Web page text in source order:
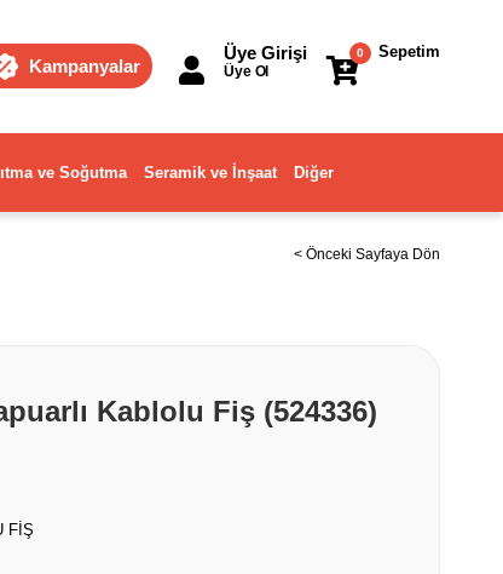
Kampanyalar
Sepetim
0
Üye Girişi
Üye Ol
ve Soğutma Seramik ve İnşaat Diğer
< Önceki Sayfaya Dön
Kablolu Fiş (524336)
FİŞ